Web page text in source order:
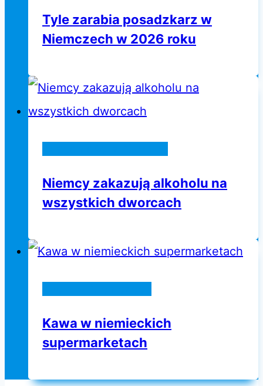
Tyle zarabia posadzkarz w
Niemczech w 2026 roku
Niemcy zakazują alkoholu na
wszystkich dworcach
Kawa w niemieckich
supermarketach